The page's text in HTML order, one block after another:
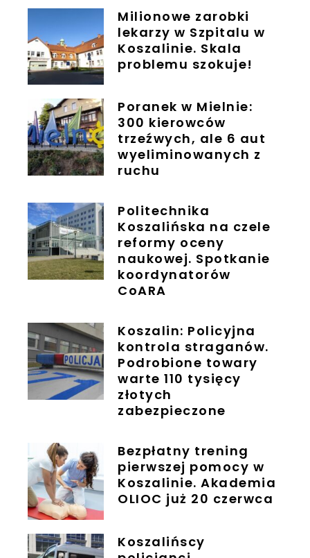
Milionowe zarobki
lekarzy w Szpitalu w
Koszalinie. Skala
problemu szokuje!
Poranek w Mielnie:
300 kierowców
trzeźwych, ale 6 aut
wyeliminowanych z
ruchu
Politechnika
Koszalińska na czele
reformy oceny
naukowej. Spotkanie
koordynatorów
CoARA
Koszalin: Policyjna
kontrola straganów.
Podrobione towary
warte 110 tysięcy
złotych
zabezpieczone
Bezpłatny trening
pierwszej pomocy w
Koszalinie. Akademia
OLIOC już 20 czerwca
Koszalińscy